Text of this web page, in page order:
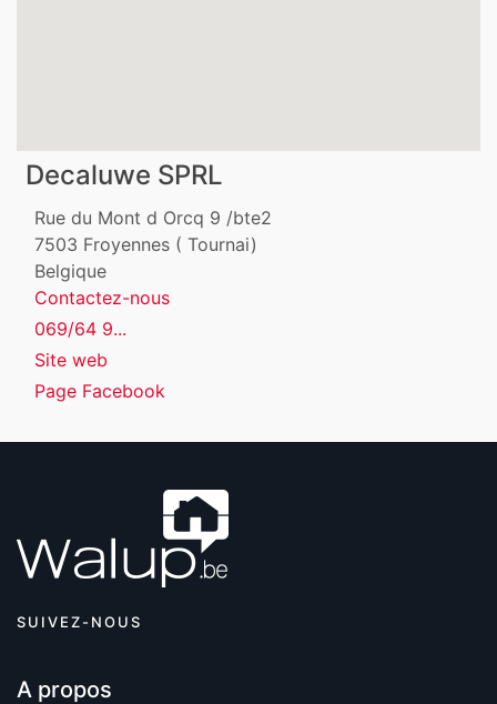
Decaluwe SPRL
Rue du Mont d Orcq 9 /bte2
7503 Froyennes ( Tournai)
Belgique
Contactez-nous
069/64 9...
Site web
Page Facebook
SUIVEZ-NOUS
A propos